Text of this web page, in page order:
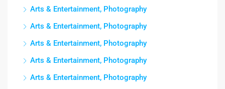
Arts & Entertainment, Photography
Arts & Entertainment, Photography
Arts & Entertainment, Photography
Arts & Entertainment, Photography
Arts & Entertainment, Photography